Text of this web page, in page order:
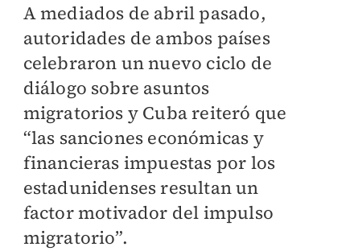
A mediados de abril pasado,
autoridades de ambos países
celebraron un nuevo ciclo de
diálogo sobre asuntos
migratorios y Cuba reiteró que
“las sanciones económicas y
financieras impuestas por los
estadunidenses resultan un
factor motivador del impulso
migratorio”.